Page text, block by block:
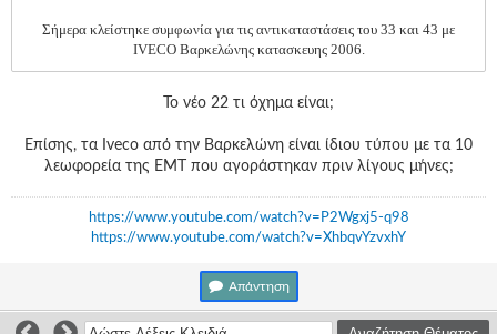
Σύνδεση
Εγγραφή
Σήμερα κλείστηκε συμφωνία για τις αντικαταστάσεις του 33 και 43 με
IVECO Βαρκελώνης κατασκευης 2006.
Το νέο 22 τι όχημα είναι;
Επίσης, τα Iveco από την Βαρκελώνη είναι ίδιου τύπου με τα 10
λεωφορεία της ΕΜΤ που αγοράστηκαν πριν λίγους μήνες;
https://www.youtube.com/watch?v=P2Wgxj5-q98
https://www.youtube.com/watch?v=XhbqvYzvxhY
Απάντηση